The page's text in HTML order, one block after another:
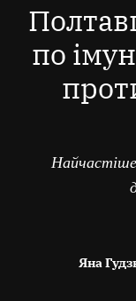
по
Яна